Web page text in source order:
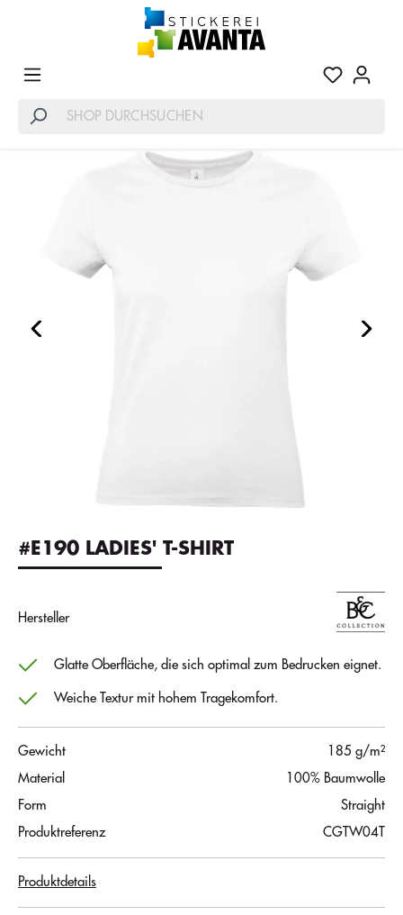
#E190 LADIES' T-SHIRT
Hersteller
Glatte Oberfläche, die sich optimal zum Bedrucken eignet.
Weiche Textur mit hohem Tragekomfort.
Gewicht
185 g/m²
Material
100% Baumwolle
Form
Straight
Produktreferenz
CGTW04T
Produktdetails